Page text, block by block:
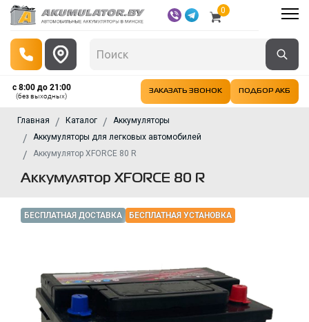
0
с 8:00 до 21:00
(без выходных)
ЗАКАЗАТЬ ЗВОНОК ПОДБОР АКБ
Главная Каталог
Аккумуляторы
Аккумуляторы для легковых автомобилей
Аккумулятор XFORCE 80 R
Аккумулятор XFORCE 80 R
БЕСПЛАТНАЯ ДОСТАВКА БЕСПЛАТНАЯ УСТАНОВКА